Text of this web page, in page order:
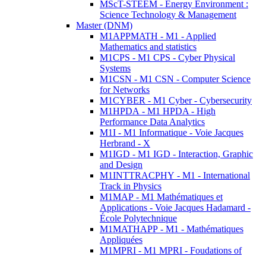
MScT-STEEM - Energy Environment :
Science Technology & Management
Master (DNM)
M1APPMATH - M1 - Applied
Mathematics and statistics
M1CPS - M1 CPS - Cyber Physical
Systems
M1CSN - M1 CSN - Computer Science
for Networks
M1CYBER - M1 Cyber - Cybersecurity
M1HPDA - M1 HPDA - High
Performance Data Analytics
M1I - M1 Informatique - Voie Jacques
Herbrand - X
M1IGD - M1 IGD - Interaction, Graphic
and Design
M1INTTRACPHY - M1 - International
Track in Physics
M1MAP - M1 Mathématiques et
Applications - Voie Jacques Hadamard -
École Polytechnique
M1MATHAPP - M1 - Mathématiques
Appliquées
M1MPRI - M1 MPRI - Foudations of